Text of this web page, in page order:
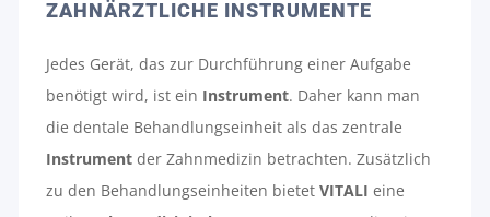
ZAHNÄRZTLICHE INSTRUMENTE
Jedes Gerät, das zur Durchführung einer Aufgabe
benötigt wird, ist ein Instrument. Daher kann man
die dentale Behandlungseinheit als das zentrale
Instrumentder Zahnmedizin betrachten. Zusätzlich
zu den Behandlungseinheiten bietet VITALI eine